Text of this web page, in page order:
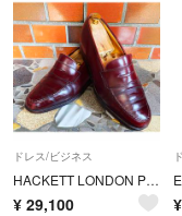
ドレス/ビジネス
HACKETT LONDON Penny Loafer｜Edward Green製｜10(28.5cm相当)｜中古品
¥ 29,100 ¥